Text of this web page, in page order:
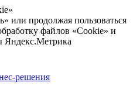
или продолжая пользоваться
файлов «Cookie» и
Яндекс.Метрика
решения